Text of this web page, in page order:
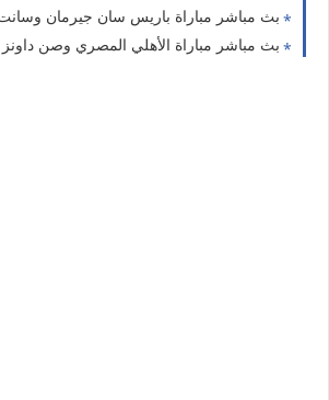
بث مباشر مباراة باريس سان جيرمان وسانت
بث مباشر مباراة الأهلي المصري وصن داونز